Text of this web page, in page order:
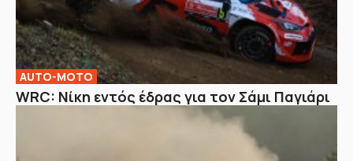
AUTO-MOTO
WRC: Νίκη εντός έδρας για τον Σάμι Παγιάρι